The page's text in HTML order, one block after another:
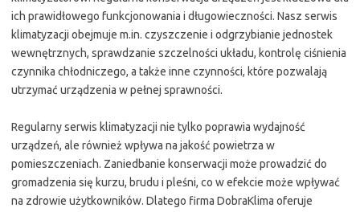
ich prawidłowego funkcjonowania i długowieczności. Nasz serwis
klimatyzacji obejmuje m.in. czyszczenie i odgrzybianie jednostek
wewnętrznych, sprawdzanie szczelności układu, kontrolę ciśnienia
czynnika chłodniczego, a także inne czynności, które pozwalają
utrzymać urządzenia w pełnej sprawności.
Regularny serwis klimatyzacji nie tylko poprawia wydajność
urządzeń, ale również wpływa na jakość powietrza w
pomieszczeniach. Zaniedbanie konserwacji może prowadzić do
gromadzenia się kurzu, brudu i pleśni, co w efekcie może wpływać
na zdrowie użytkowników. Dlatego firma DobraKlima oferuje